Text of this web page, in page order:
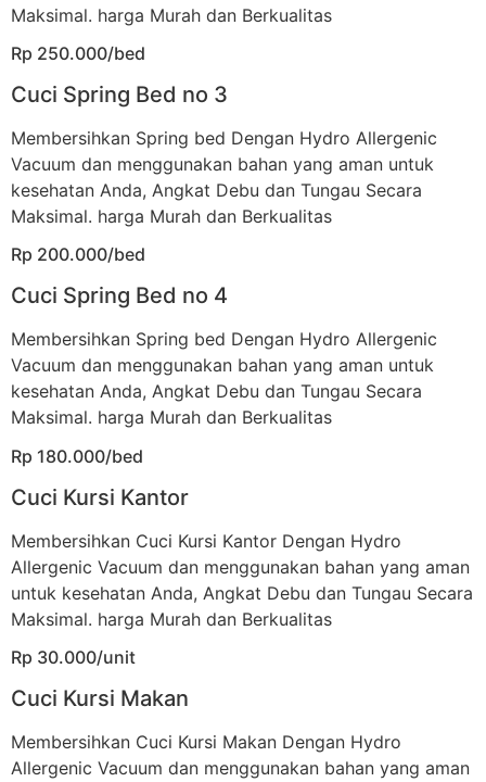
Maksimal. harga Murah dan Berkualitas
Rp 250.000/bed
Cuci Spring Bed no 3
Membersihkan Spring bed Dengan Hydro Allergenic
Vacuum dan menggunakan bahan yang aman untuk
kesehatan Anda, Angkat Debu dan Tungau Secara
Maksimal. harga Murah dan Berkualitas
Rp 200.000/bed
Cuci Spring Bed no 4
Membersihkan Spring bed Dengan Hydro Allergenic
Vacuum dan menggunakan bahan yang aman untuk
kesehatan Anda, Angkat Debu dan Tungau Secara
Maksimal. harga Murah dan Berkualitas
Rp 180.000/bed
Cuci Kursi Kantor
Membersihkan Cuci Kursi Kantor Dengan Hydro
Allergenic Vacuum dan menggunakan bahan yang aman
untuk kesehatan Anda, Angkat Debu dan Tungau Secara
Maksimal. harga Murah dan Berkualitas
Rp 30.000/unit
Cuci Kursi Makan
Membersihkan Cuci Kursi Makan Dengan Hydro
Allergenic Vacuum dan menggunakan bahan yang aman